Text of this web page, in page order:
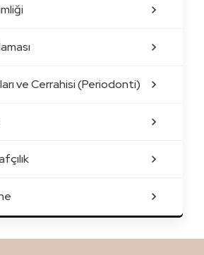
ve Cerrahisi (Periodonti)